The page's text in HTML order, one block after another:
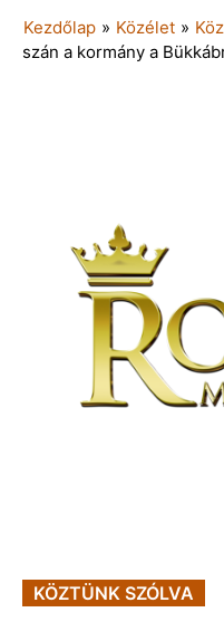
Kezdőlap » Közélet »
szán a kormány a
KÖZTÜNK SZÓLVA